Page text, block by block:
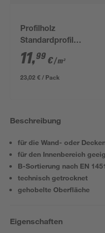
Profilholz
Standardprofil
Fichte/Tanne gehobelt
12,5 x 96 x 2000 mm
B-Sortierung
11,99 €/ m²
23,02 € / Pack
Beschreibung
für die Wand- oder
für den Innenbereich
B-Sortierung nach EN
technisch getrocknet
gehobelte Oberfläche
Eigenschaften